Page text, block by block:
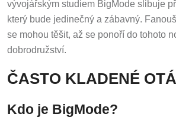
vývojářským studiem BigMode slibuje
který bude jedinečný a zábavný.
se mohou těšit, až se ponoří do tohoto
dobrodružství.
ČASTO KLADENÉ
Kdo je BigMode?